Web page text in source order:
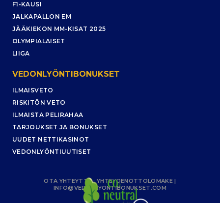
F1-KAUSI
JALKAPALLON EM
JÄÄKIEKON MM-KISAT 2025
OLYMPIALAISET
LIIGA
VEDONLYÖNTIBONUKSET
ILMAISVETO
RISKITÖN VETO
ILMAISTA PELIRAHAA
TARJOUKSET JA BONUKSET
UUDET NETTIKASINOT
VEDONLYÖNTIUUTISET
OTA YHTEYTTÄ :YHTEYDENOTTOLOMAKE |
INFO@VEDONLYONTIBONUKSET.COM